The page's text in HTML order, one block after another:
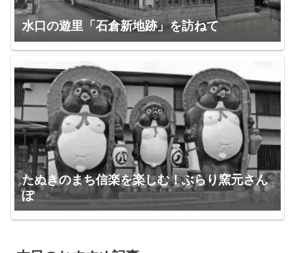
水口の遊里「石倉新地跡」を訪ねて
たぬきのまち信楽を楽しむ！ぶらり窯元さん
ぽ